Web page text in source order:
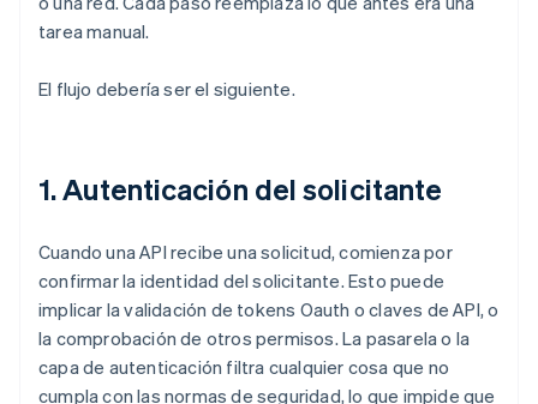
tarea manual.
El flujo debería ser el siguiente.
1. Autenticación del solicitante
Cuando una API recibe una solicitud, comienza por
confirmar la identidad del solicitante. Esto puede
implicar la validación de tokens Oauth o claves de API, o
la comprobación de otros permisos. La pasarela o la
capa de autenticación filtra cualquier cosa que no
cumpla con las normas de seguridad, lo que impide que